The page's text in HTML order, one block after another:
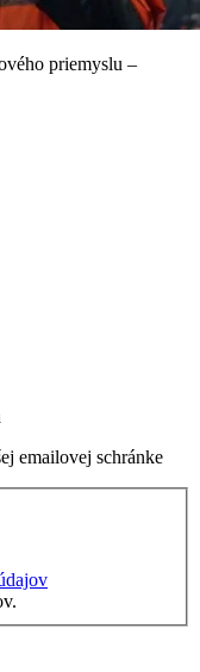
priemyslu –
emailovej schránke